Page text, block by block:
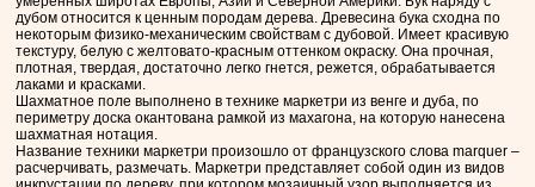
дубом относится к ценным породам дерева. Древесина бука сходна по
некоторым физико-механическим свойствам с дубовой. Имеет красивую
текстуру, белую с желтовато-красным оттенком окраску. Она прочная,
плотная, твердая, достаточно легко гнется, режется, обрабатывается
лаками и красками.
Шахматное поле выполнено в технике маркетри из венге и дуба, по
периметру доска окантована рамкой из махагона, на которую нанесена
шахматная нотация.
Название техники маркетри произошло от французского слова marquer –
расчерчивать, размечать. Маркетри представляет собой один из видов